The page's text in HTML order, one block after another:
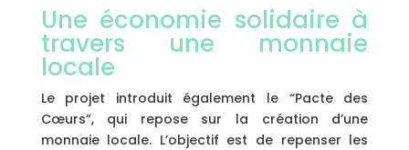
Une économie solidaire à
travers une monnaie
locale
Le projet introduit également le “Pacte des
Cœurs”, qui repose sur la création d’une
monnaie locale. L’objectif est de repenser les